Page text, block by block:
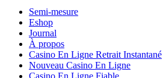
Semi-mesure
Eshop
Journal
À propos
Casino En Ligne Retrait Instantané
Nouveau Casino En Ligne